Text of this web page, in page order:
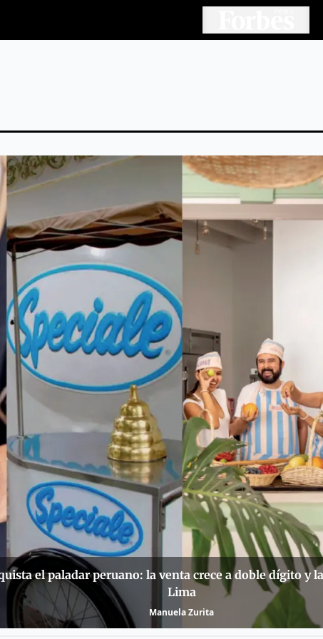
el paladar peruano: la venta crece a doble dígito y
Lima
Manuela Zurita